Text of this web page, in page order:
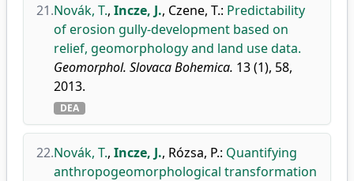
21.Novák, T., Incze, J., Czene, T.: Predictability
of erosion gully-development based on
relief, geomorphology and land use data.
Geomorphol. Slovaca Bohemica. 13 (1), 58,
2013.
DEA
22.Novák, T., Incze, J., Rózsa, P.: Quantifying
anthropogeomorphological transformation